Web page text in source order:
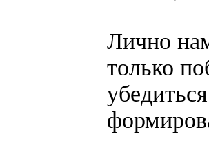
Лично
только